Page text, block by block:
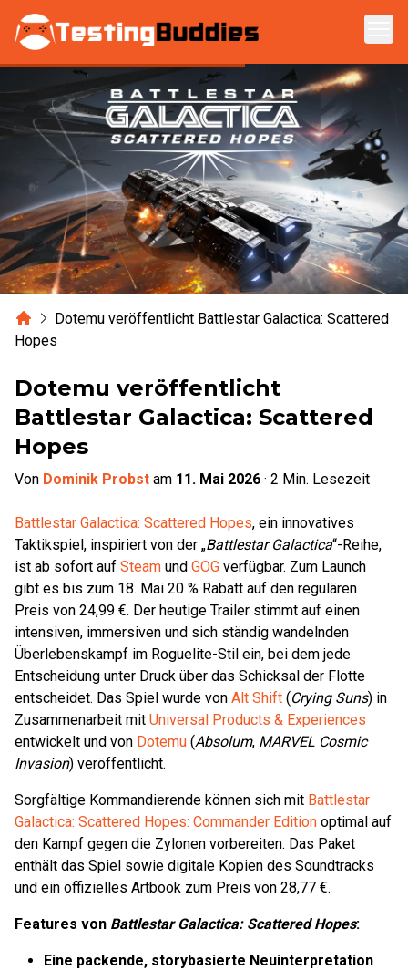
Zum Hauptinhalt springen
HomeDotemu veröffentlicht Battlestar Galactica: Scattered
Hopes
Dotemu veröffentlicht
Battlestar Galactica: Scattered
Hopes
Von Dominik Probst am 11. Mai 2026 · 2 Min. Lesezeit
Battlestar Galactica: Scattered Hopes, ein innovatives
Taktikspiel, inspiriert von der „Battlestar Galactica“-Reihe,
ist ab sofort auf Steam und GOG verfügbar. Zum Launch
gibt es bis zum 18. Mai 20 % Rabatt auf den regulären
Preis von 24,99 €. Der heutige Trailer stimmt auf einen
intensiven, immersiven und sich ständig wandelnden
Überlebenskampf im Roguelite-Stil ein, bei dem jede
Entscheidung unter Druck über das Schicksal der Flotte
entscheidet. Das Spiel wurde von Alt Shift (Crying Suns) in
Zusammenarbeit mit Universal Products & Experiences
entwickelt und von Dotemu (Absolum, MARVEL Cosmic
Invasion) veröffentlicht.
Sorgfältige Kommandierende können sich mit Battlestar
Galactica: Scattered Hopes: Commander Edition optimal auf
den Kampf gegen die Zylonen vorbereiten. Das Paket
enthält das Spiel sowie digitale Kopien des Soundtracks
und ein offizielles Artbook zum Preis von 28,77 €.
Features von Battlestar Galactica: Scattered Hopes:
Eine packende, storybasierte Neuinterpretation